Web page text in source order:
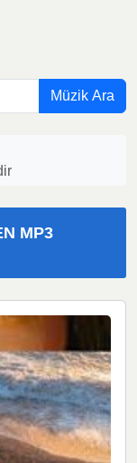
Müzik Ara
MP3